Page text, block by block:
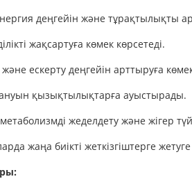
деңгейін және тұрақтылықты
жақсартуға көмек көрсетеді.
ескерту деңгейін арттыруға
қызықтылықтарға ауыстырады.
жеделдету және жігер
жаңа биікті жеткізгіштерге